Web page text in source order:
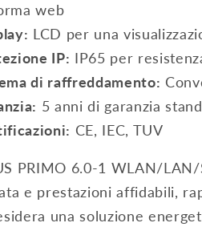
web
LCD per una
IP: IP65 per
di raffreddamento:
5 anni di garanzia
CE, IEC, TUV
PRIMO 6.0-1 WLAN/
e prestazioni affidabili,
una soluzione